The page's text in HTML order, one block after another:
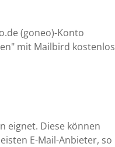
(goneo)-Konto
mit Mailbird kostenlos
eignet. Diese können
E-Mail-Anbieter, so